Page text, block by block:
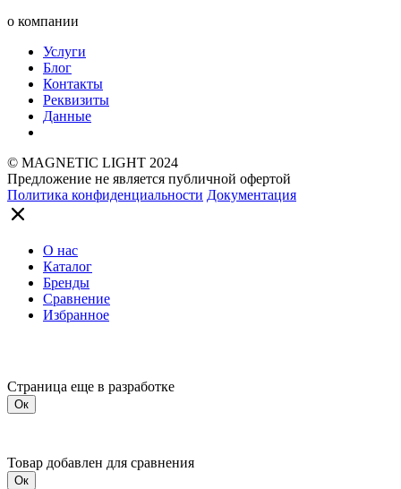
о компании
Услуги
Блог
Контакты
Реквизиты
Данные
© MAGNETIC LIGHT 2024
Предложение не является публичной офертой
Политика конфиденциальности Документация
О нас
Каталог
Бренды
Сравнение
Избранное
Страница еще в разработке
Ок
Товар добавлен для сравнения
Ок